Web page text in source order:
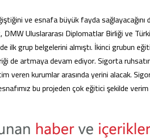
ve esnafa büyük fayda sağlayacağını
Uluslararası Diplomatlar Birliği ve
grup belgelerini almıştı. İkinci grubun
de artmaya devam ediyor. Sigorta
veren kurumlar arasında yerini alacak.
bu projeden çok eğitici şekilde verim